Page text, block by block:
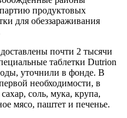
продуктовых
для обеззараживания
почти 2 тысячи
таблетки Dutrion
уточнили в фонде. В
необходимости, в
соль, мука, крупа,
мясо, паштет и печенье.